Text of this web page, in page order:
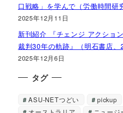
口戦略」を学んで（労働時間研
2025年12月11日
新刊紹介 『チェンジ アクショ
裁判30年の軌跡』（明石書店、
2025年12月6日
タグ
ASU-NETつどい pickup